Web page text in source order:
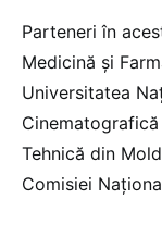
Parteneri în
Medicină și
Universitatea
Cinematografică
Tehnică din
Comisiei